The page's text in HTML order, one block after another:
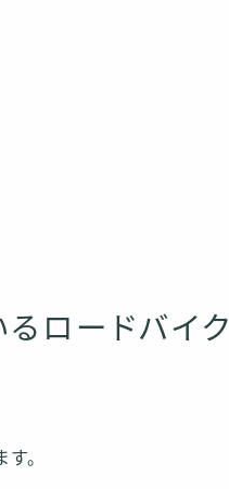
ロードバイク
。